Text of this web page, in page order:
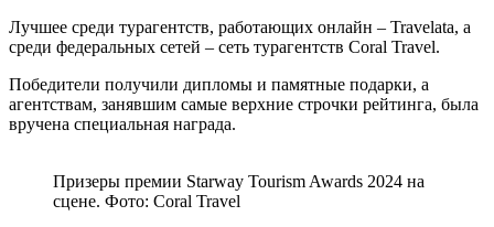
Лучшее среди турагентств, работающих онлайн – Travelata, а
среди федеральных сетей – сеть турагентств Coral Travel.
Победители получили дипломы и памятные подарки, а
агентствам, занявшим самые верхние строчки рейтинга, была
вручена специальная награда.
Призеры премии Starway Tourism Awards 2024 на
сцене. Фото: Coral Travel